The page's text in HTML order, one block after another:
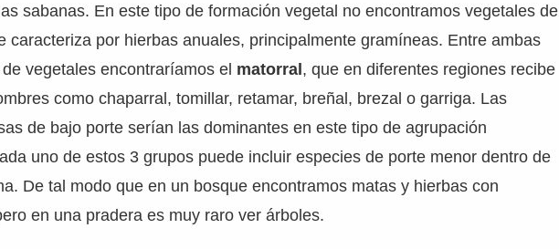
sabanas. En este tipo de formación vegetal no encontramos vegetales de
caracteriza por hierbas anuales, principalmente gramíneas. Entre ambas
vegetales encontraríamos el matorral , que en diferentes regiones recibe
como chaparral, tomillar, retamar, breñal, brezal o garriga. Las
de bajo porte serían las dominantes en este tipo de agrupación
uno de estos 3 grupos puede incluir especies de porte menor dentro de
De tal modo que en un bosque encontramos matas y hierbas con
en una pradera es muy raro ver árboles.